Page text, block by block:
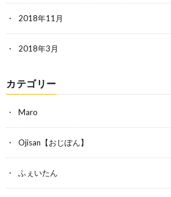
2018年11月
2018年3月
カテゴリー
Maro
Ojisan【おじぽん】
ふぇいたん